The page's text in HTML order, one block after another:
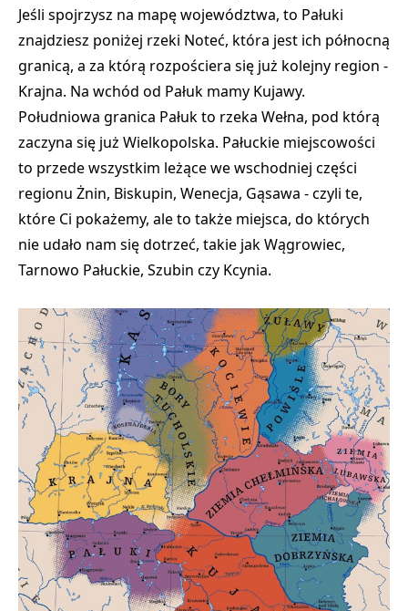
Jeśli spojrzysz na mapę województwa, to Pałuki
znajdziesz poniżej rzeki Noteć, która jest ich północną
granicą, a za którą rozpościera się już kolejny region -
Krajna. Na wchód od Pałuk mamy Kujawy.
Południowa granica Pałuk to rzeka Wełna, pod którą
zaczyna się już Wielkopolska. Pałuckie miejscowości
to przede wszystkim leżące we wschodniej części
regionu Żnin, Biskupin, Wenecja, Gąsawa - czyli te,
które Ci pokażemy, ale to także miejsca, do których
nie udało nam się dotrzeć, takie jak Wągrowiec,
Tarnowo Pałuckie, Szubin czy Kcynia.